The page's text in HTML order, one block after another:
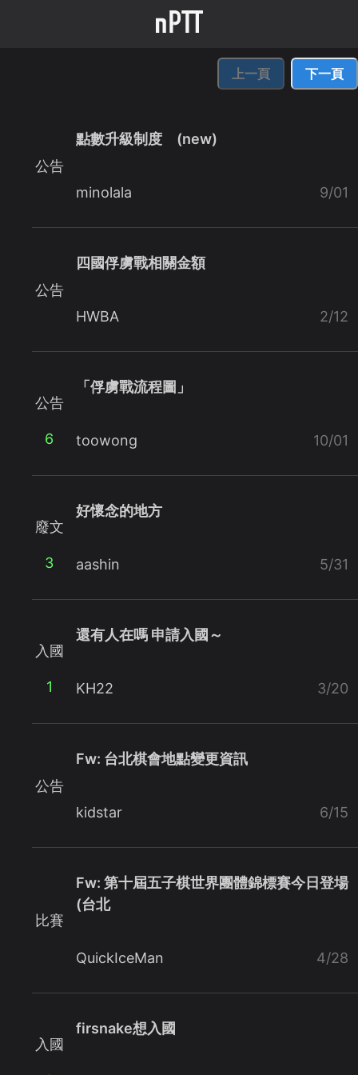
上一頁 下一頁
公告
點數升級制度 (new)
minolala 9/01
公告
四國俘虜戰相關金額
HWBA 2/12
公告
6
「俘虜戰流程圖」
toowong 10/01
廢文
3
好懷念的地方
aashin 5/31
入國
1
還有人在嗎 申請入國～
KH22 3/20
公告
Fw: 台北棋會地點變更資訊
kidstar 6/15
比賽
Fw: 第十屆五子棋世界團體錦標賽今日登場
(台北
QuickIceMan 4/28
入國
firsnake想入國